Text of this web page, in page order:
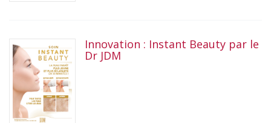
Innovation : Instant Beauty par le
Dr JDM